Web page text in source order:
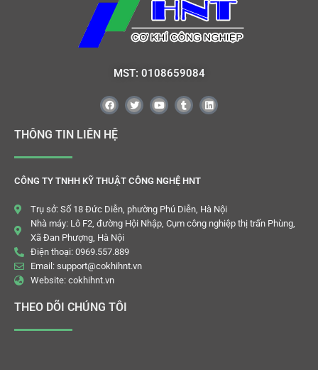
MST: 0108659084
THÔNG TIN LIÊN HỆ
CÔNG TY TNHH KỸ THUẬT CÔNG NGHỆ HNT
Trụ sở: Số 18 Đức Diễn, phường Phú Diễn, Hà Nội
Nhà máy: Lô F2, đường Hội Nhập, Cụm công nghiệp thị trấn Phùng,
Xã Đan Phượng, Hà Nội
Điện thoại: 0969.557.889
Email: support@cokhihnt.vn
Website: cokhihnt.vn
THEO DÕI CHÚNG TÔI